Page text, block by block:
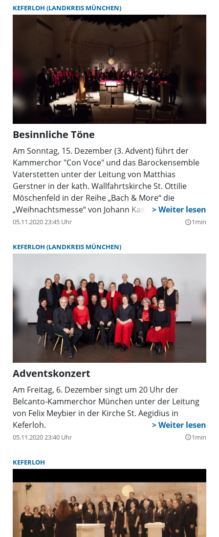
Nun gilt es, das fertigrenovierte Kulturdenkmal und
romanische Kleinod in Grasbrunn zu erhalten. Der
Vorstand des Fördervereins freut sich auf
Unterstützer. Der Jahresmitgliedsbeitrag kostet 25
Euro. Infos unter www.st-aegidius-keferloh.de
KEFERLOH (LANDKREIS MÜNCHEN)
Besinnliche Töne
Am Sonntag, 15. Dezember (3. Advent) führt der
Kammerchor "Con Voce" und das Barockensemble
Vaterstetten unter der Leitung von Matthias
Gerstner in der kath. Wallfahrtskirche St. Ottilie
Möschenfeld in der Reihe „Bach & More“ die
„Weihnachtsmesse“ von Johann Kaspar Aiblinger
auf.
05.11.2020 23:45 Uhr query_builder1min
KEFERLOH (LANDKREIS MÜNCHEN)
Adventskonzert
Am Freitag, 6. Dezember singt um 20 Uhr der
Belcanto-Kammerchor München unter der Leitung
von Felix Meybier in der Kirche St. Aegidius in
Keferloh.
05.11.2020 23:40 Uhr query_builder1min
KEFERLOH